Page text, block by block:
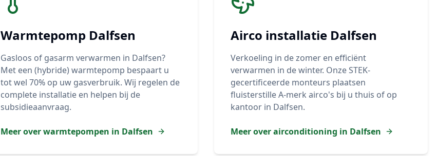
Warmtepomp Dalfsen
Gasloos of gasarm verwarmen in Dalfsen?
Met een (hybride) warmtepomp bespaart u
tot wel 70% op uw gasverbruik. Wij regelen de
complete installatie en helpen bij de
subsidieaanvraag.
Meer over warmtepompen in Dalfsen
Airco installatie Dalfsen
Verkoeling in de zomer en efficiënt
verwarmen in de winter. Onze STEK-
gecertificeerde monteurs plaatsen
fluisterstille A-merk airco's bij u thuis of op
kantoor in Dalfsen.
Meer over airconditioning in Dalfsen